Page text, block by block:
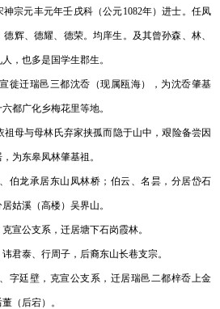
宗元丰元年壬戌科（公元1082年）进士。任凤
辉、德耀、德荣。均庠生。及其曾孙森、林、
，也多是国学生郡生。
徙迁瑞邑三都沈岙（现属瓯海），为沈岙肇基
都广化乡梅花里等地。
母与母林氏弃家挟孤而隐于山中，艰险备尝因
为东皋凤林肇基祖。
伯龙承居东山凤林桥；伯云、名昙，分居岱石
姑溪（高楼）吴界山。
宣公支系，迁居塘下石岗霞林。
君泰、行周子，后裔东山长巷支宗。
字廷壁，克宣公支系，迁居瑞邑二都梓岙上金
（后宕）。